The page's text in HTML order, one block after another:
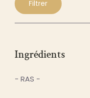
Prix
min
Prix
max
Filtrer
Ingrédients
- RAS -